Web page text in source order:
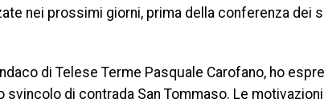
nei prossimi giorni, prima della conferenza dei
di Telese Terme Pasquale Carofano, ho
svincolo di contrada San Tommaso. Le